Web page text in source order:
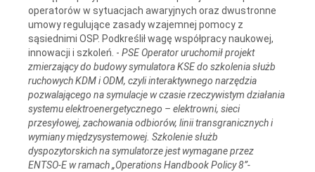
operatorów w sytuacjach awaryjnych oraz dwustronne
umowy regulujące zasady wzajemnej pomocy z
sąsiednimi OSP. Podkreślił wagę współpracy naukowej,
innowacji i szkoleń. - PSE Operator uruchomił projekt
zmierzający do budowy symulatora KSE do szkolenia służb
ruchowych KDM i ODM, czyli interaktywnego narzędzia
pozwalającego na symulacje w czasie rzeczywistym działania
systemu elektroenergetycznego – elektrowni, sieci
przesyłowej, zachowania odbiorów, linii transgranicznych i
wymiany międzysystemowej. Szkolenie służb
dyspozytorskich na symulatorze jest wymagane przez
ENTSO-E w ramach „Operations Handbook Policy 8”-